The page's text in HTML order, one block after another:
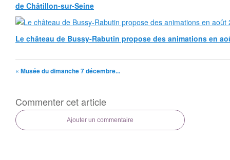
de Châtillon-sur-Seine
Le château de Bussy-Rabutin propose des animations en
« Musée du dimanche 7 décembre...
Commenter cet article
Ajouter un commentaire